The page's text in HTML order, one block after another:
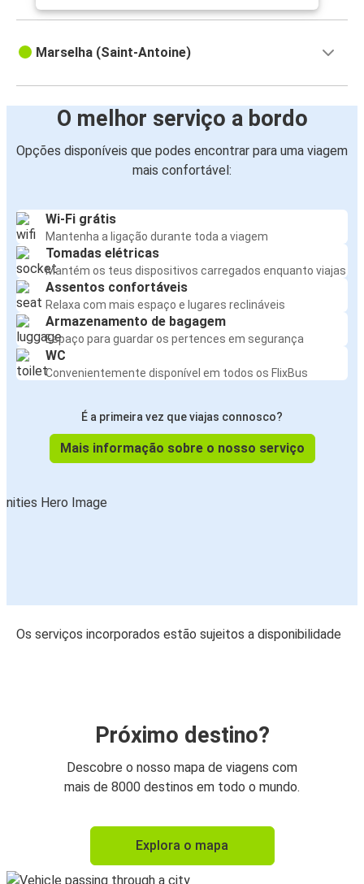
Marselha (Saint-Antoine)
O melhor serviço a bordo
Opções disponíveis que podes encontrar para uma viagem
mais confortável:
Wi-Fi grátis
Mantenha a ligação durante toda a viagem
Tomadas elétricas
Mantém os teus dispositivos carregados enquanto viajas
Assentos confortáveis
Relaxa com mais espaço e lugares reclináveis
Armazenamento de bagagem
Espaço para guardar os pertences em segurança
WC
Convenientemente disponível em todos os FlixBus
É a primeira vez que viajas connosco?
Mais informação sobre o nosso serviço
Os serviços incorporados estão sujeitos a disponibilidade
Próximo destino?
Descobre o nosso mapa de viagens com
mais de 8000 destinos em todo o mundo.
Explora o mapa